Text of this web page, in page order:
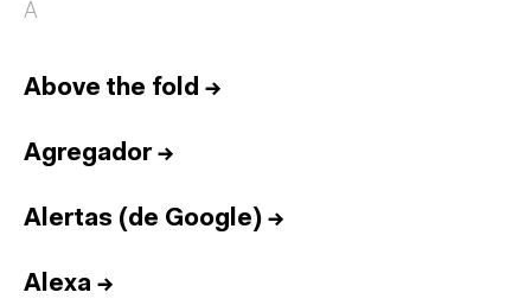
A
Above the fold →
Agregador→
Alertas (de Google) →
Alexa →